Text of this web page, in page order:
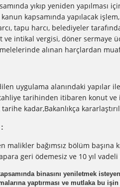
yıkıp yeniden yapılması
kapsamında yapılacak
tapu harcı, belediyeler
ve intikal vergisi, döner sermaye
alınan harçlardan
uygulama alanındaki yapılar
tarihinden itibaren konut
kadar,Bakanlıkça
malikler bağımsız bölüm
geri ödemesiz ve 10 yıl
binasını yeniletmek
yaptırması ve mutlaka bu